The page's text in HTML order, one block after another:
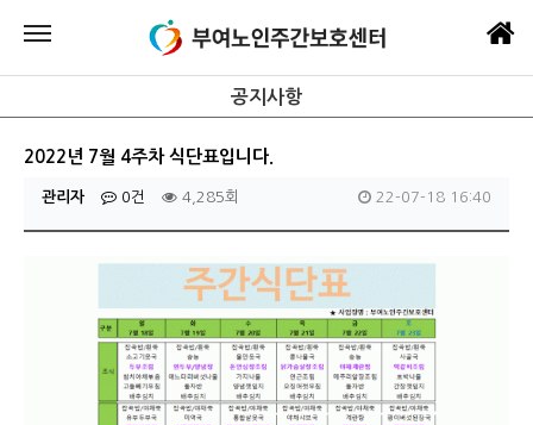
공지사항
2022년 7월 4주차 식단표입니다.
관리자 0건 4,285회 22-07-18 16:40